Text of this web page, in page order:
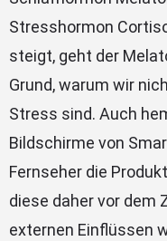
Stresshormon
steigt, geht der
Grund, warum wir
Stress sind. Auch
Bildschirme von
Fernseher die
diese daher vor dem
externen Einflüssen